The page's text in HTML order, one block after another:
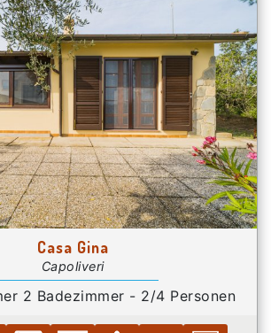
Casa Gina
Capoliveri
2 Badezimmer - 2/4 Personen